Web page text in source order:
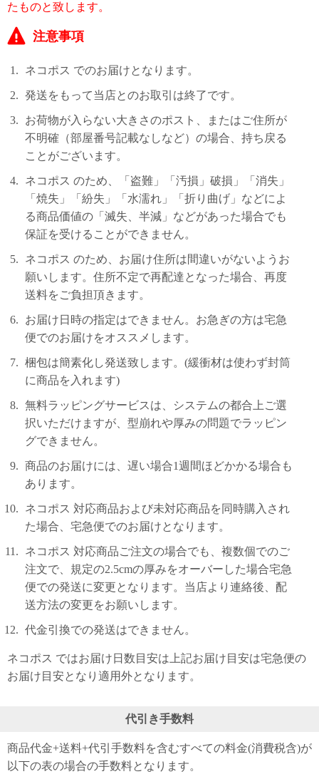
たものと致します。
注意事項
ネコポス でのお届けとなります。
発送をもって当店とのお取引は終了です。
お荷物が入らない大きさのポスト、またはご住所が
不明確（部屋番号記載なしなど）の場合、持ち戻る
ことがございます。
ネコポス のため、「盗難」「汚損」破損」「消失」
「焼失」「紛失」「水濡れ」「折り曲げ」などによ
る商品価値の「滅失、半減」などがあった場合でも
保証を受けることができません。
ネコポス のため、お届け住所は間違いがないようお
願いします。住所不定で再配達となった場合、再度
送料をご負担頂きます。
お届け日時の指定はできません。お急ぎの方は宅急
便でのお届けをオススメします。
梱包は簡素化し発送致します。(緩衝材は使わず封筒
に商品を入れます)
無料ラッピングサービスは、システムの都合上ご選
択いただけますが、型崩れや厚みの問題でラッピン
グできません。
商品のお届けには、遅い場合1週間ほどかかる場合も
あります。
ネコポス 対応商品および未対応商品を同時購入され
た場合、宅急便でのお届けとなります。
ネコポス 対応商品ご注文の場合でも、複数個でのご
注文で、規定の2.5cmの厚みをオーバーした場合宅急
便での発送に変更となります。当店より連絡後、配
送方法の変更をお願いします。
代金引換での発送はできません。
ネコポス ではお届け日数目安は上記お届け目安は宅急便の
お届け目安となり適用外となります。
代引き手数料
商品代金+送料+代引手数料を含むすべての料金(消費税含)が
以下の表の場合の手数料となります。